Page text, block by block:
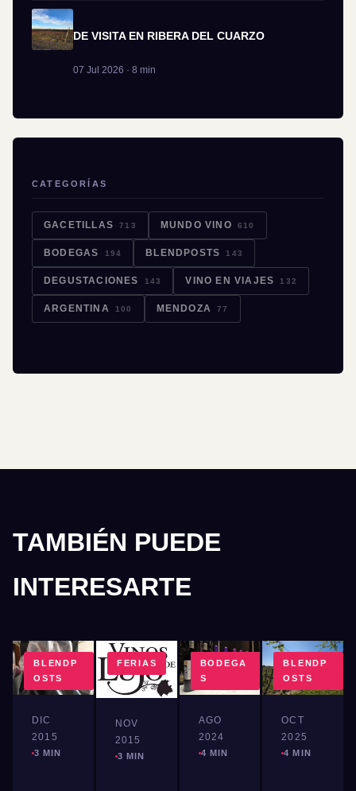
DE VISITA EN RIBERA DEL CUARZO
07 Jul 2026 · 8 min
CATEGORÍAS
GACETILLAS 713 MUNDO VINO 610
BODEGAS 194 BLENDPOSTS 143
DEGUSTACIONES 143 VINO EN VIAJES 132
ARGENTINA 100 MENDOZA 77
TAMBIÉN PUEDE
INTERESARTE
BLENDP
OSTS
DIC
2015
3 MIN
FERIAS
NOV
2015
3 MIN
BODEGA
S
AGO
2024
4 MIN
BLENDP
OSTS
OCT
2025
4 MIN